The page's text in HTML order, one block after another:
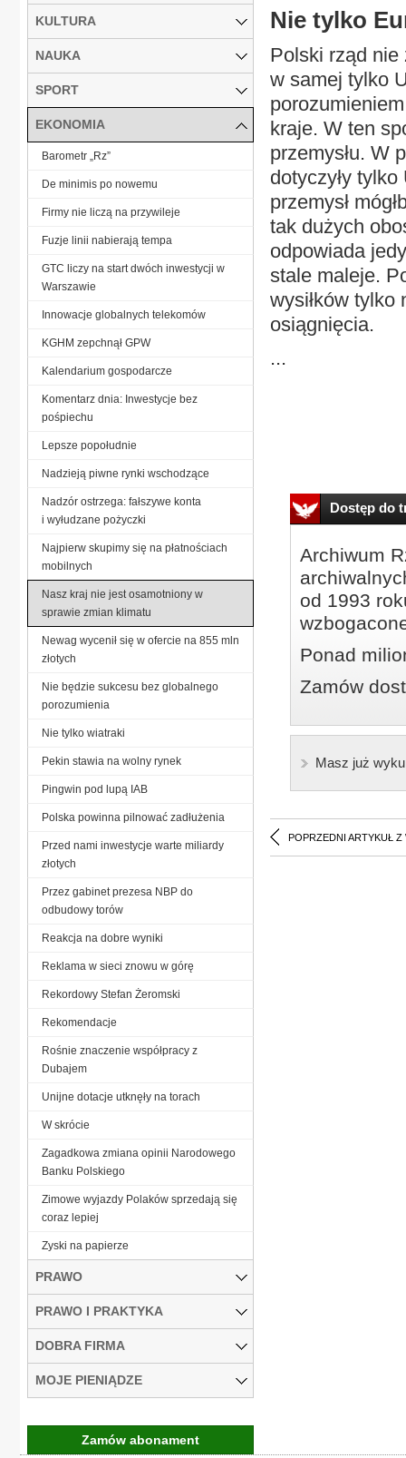
Nie tylko
Polski rząd nie
w samej tylko
kraje. W ten
przemysłu. W
dotyczyły
przemysł
tak dużych
odpowiada
stale maleje.
wysiłków
osiągnięcia.
...
Dostęp do
Archiwum
od 1993
Ponad
Zamów
Masz już
POPRZEDNI ARTYKUŁ Z
KULTURA
NAUKA
SPORT
EKONOMIA
Barometr „Rz”
De minimis po nowemu
Firmy nie liczą na przywileje
Fuzje linii nabierają tempa
GTC liczy na start dwóch inwestycji w
Warszawie
Innowacje globalnych telekomów
KGHM zepchnął GPW
Kalendarium gospodarcze
Komentarz dnia: Inwestycje bez
pośpiechu
Lepsze popołudnie
Nadzieją piwne rynki wschodzące
Nadzór ostrzega: fałszywe konta
i wyłudzane pożyczki
Najpierw skupimy się na płatnościach
mobilnych
Nasz kraj nie jest osamotniony w
sprawie zmian klimatu
Newag wycenił się w ofercie na 855 mln
złotych
Nie będzie sukcesu bez globalnego
porozumienia
Nie tylko wiatraki
Pekin stawia na wolny rynek
Pingwin pod lupą IAB
Polska powinna pilnować zadłużenia
Przed nami inwestycje warte miliardy
złotych
Przez gabinet prezesa NBP do
odbudowy torów
Reakcja na dobre wyniki
Reklama w sieci znowu w górę
Rekordowy Stefan Żeromski
Re­ko­men­da­cje
Rośnie znaczenie współpracy z
Dubajem
Unijne dotacje utknęły na torach
W skrócie
Zagadkowa zmiana opinii Narodowego
Banku Polskiego
Zimowe wyjazdy Polaków sprzedają się
coraz lepiej
Zyski na papierze
PRAWO
PRAWO I PRAKTYKA
DOBRA FIRMA
MOJE PIENIĄDZE
Zamów abonament